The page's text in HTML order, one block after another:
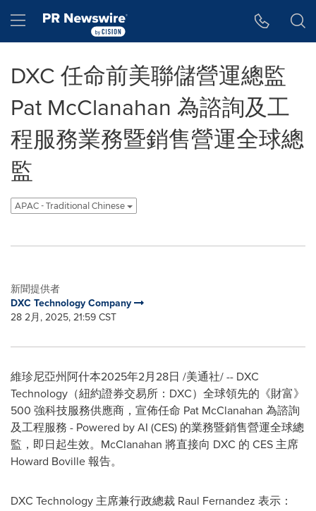
Hamburger menu
DXC 任命前美聯儲營運總監
Pat McClanahan 為諮詢及工
程服務業務暨銷售營運全球總
監
APAC - Traditional Chinese
新聞提供者
DXC Technology Company
28 2月, 2025, 21:59 CST
維珍尼亞州阿什本2025年2月28日 /美通社/ -- DXC
Technology（紐約證券交易所：DXC）全球領先的《財富》
500 強科技服務供應商，宣佈任命 Pat McClanahan 為諮詢
及工程服務 - Powered by AI (CES) 的業務暨銷售營運全球總
監，即日起生效。McClanahan 將直接向 DXC 的 CES 主席
Howard Boville報告。
DXC Technology 主席兼行政總裁 Raul Fernandez 表示：